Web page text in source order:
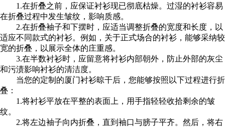
1.在折叠之前，应保证衬衫现已彻底枯燥。过湿的衬衫容易
在折叠过程中发生皱纹，影响质感。
2.在折叠袖子和下摆时，应适当调整折叠的宽度和长度，以
适应不同款式的衬衫。例如，关于正式场合的衬衫，能够采纳较
宽的折叠，以展示全体的庄重感。
3.在半数衬衫时，应留意将衬衫内部朝外，防止外部的灰尘
和污渍影响衬衫的清洁度。
当您的定制的厦门衬衫晾干后，您能够按照以下过程进行折
叠：
1.将衬衫平放在平整的表面上，用手指轻轻收拾剩余的皱
纹。
2.将左边袖子向内折叠，直到袖口与膀子平齐。然后，将右